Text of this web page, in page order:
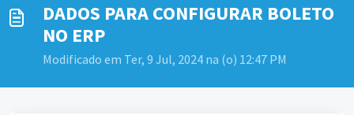
DADOS PARA CONFIGURAR BOLETO
NO ERP
Modificado em Ter, 9 Jul, 2024 na (o) 12:47 PM